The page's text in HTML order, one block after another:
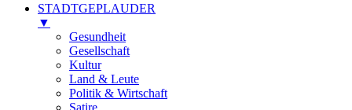
STADTGEPLAUDER
▼
Gesundheit
Gesellschaft
Kultur
Land & Leute
Politik & Wirtschaft
Satire